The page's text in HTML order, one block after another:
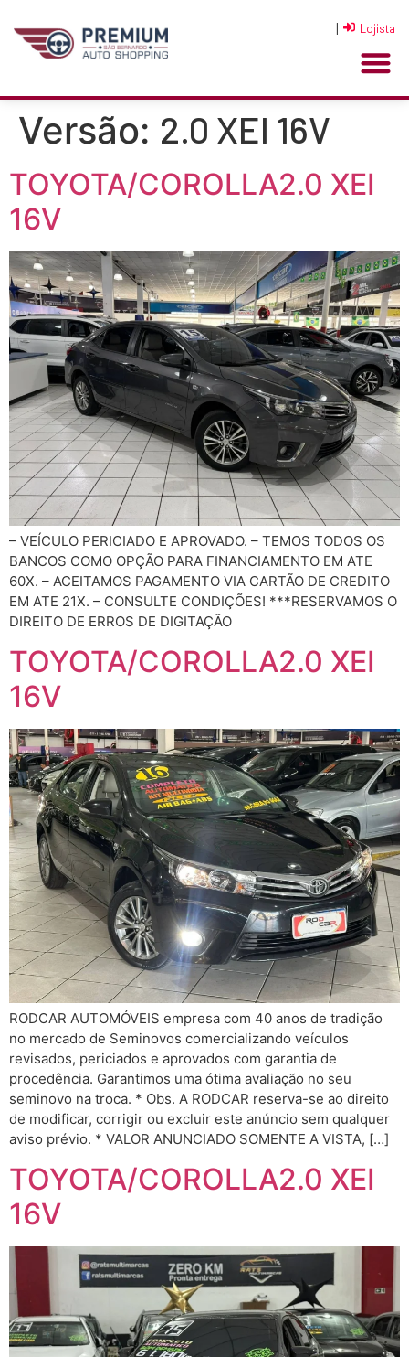
| Lojista
Versão: 2.0 XEI 16V
TOYOTA/COROLLA2.0 XEI
16V
– VEÍCULO PERICIADO E APROVADO. – TEMOS TODOS OS
BANCOS COMO OPÇÃO PARA FINANCIAMENTO EM ATE
60X. – ACEITAMOS PAGAMENTO VIA CARTÃO DE CREDITO
EM ATE 21X. – CONSULTE CONDIÇÕES! ***RESERVAMOS O
DIREITO DE ERROS DE DIGITAÇÃO
TOYOTA/COROLLA2.0 XEI
16V
RODCAR AUTOMÓVEIS empresa com 40 anos de tradição
no mercado de Seminovos comercializando veículos
revisados, periciados e aprovados com garantia de
procedência. Garantimos uma ótima avaliação no seu
seminovo na troca. * Obs. A RODCAR reserva-se ao direito
de modificar, corrigir ou excluir este anúncio sem qualquer
aviso prévio. * VALOR ANUNCIADO SOMENTE A VISTA, […]
TOYOTA/COROLLA2.0 XEI
16V